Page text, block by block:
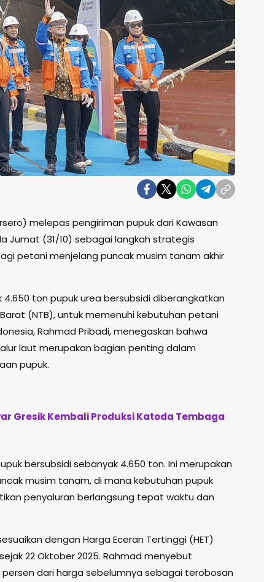
melepas pengiriman pupuk dari Kawasan
Jumat (31/10) sebagai langkah strategis
petani menjelang puncak musim tanam akhir
ton pupuk urea bersubsidi diberangkatkan
(NTB), untuk memenuhi kebutuhan petani
Rahmad Pribadi, menegaskan bahwa
laut merupakan bagian penting dalam
pupuk.
Gresik Kembali Produksi Katoda Tembaga
bersubsidi sebanyak 4.650 ton. Ini merupakan
musim tanam, di mana kebutuhan pupuk
penyaluran berlangsung tepat waktu dan
dengan Harga Eceran Tertinggi (HET)
22 Oktober 2025. Rahmad menyebut
persen dari harga sebelumnya sebagai terobosan